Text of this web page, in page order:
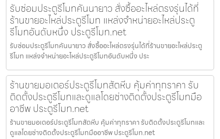
รับซ่อมประตูรีโมทคันนายาว สั่งซื้ออะไหล่ตรงรุ่นได้ที่
ร้านขายอะไหล่ประตูรีโมท แหล่งจำหน่ายอะไหล่ประตู
รีโมทอันดับหนึ่ง ประตูรีโมท.net
รับซ่อมประตูรีโมทคันนายาว สั่งซื้ออะไหล่ตรงรุ่นได้ที่ร้านขายอะไหล่ประตู
รีโมท แหล่งจำหน่ายอะไหล่ประตูรีโมทอันดับหนึ่ง ประ
ร้านขายมอเตอร์ประตูรีโมทสัตหีบ คุ้มค่าทุกราคา รับ
ติดตั้งประตูรีโมทและดูแลโดยช่างติดตั้งประตูรีโมทมือ
อาชีพ ประตูรีโมท.net
ร้านขายมอเตอร์ประตูรีโมทสัตหีบ คุ้มค่าทุกราคา รับติดตั้งประตูรีโมทและ
ดูแลโดยช่างติดตั้งประตูรีโมทมืออาชีพ ประตูรีโมท.net